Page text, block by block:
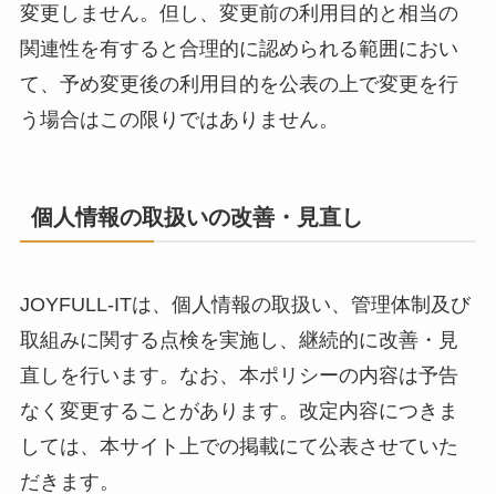
変更しません。但し、変更前の利用目的と相当の
関連性を有すると合理的に認められる範囲におい
て、予め変更後の利用目的を公表の上で変更を行
う場合はこの限りではありません。
個人情報の取扱いの改善・見直し
JOYFULL-ITは、個人情報の取扱い、管理体制及び
取組みに関する点検を実施し、継続的に改善・見
直しを行います。なお、本ポリシーの内容は予告
なく変更することがあります。改定内容につきま
しては、本サイト上での掲載にて公表させていた
だきます。